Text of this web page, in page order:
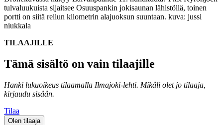
tulvaluukuista sijaitsee Osuuspankin jokisaunan lähistöllä, toinen
portti on siitä reilun kilometrin alajuoksun suuntaan. kuva: jussi
niukkala
TILAAJILLE
Tämä sisältö on vain tilaajille
Hanki lukuoikeus tilaamalla Ilmajoki-lehti. Mikäli olet jo tilaaja,
kirjaudu sisään.
Tilaa
Olen tilaaja